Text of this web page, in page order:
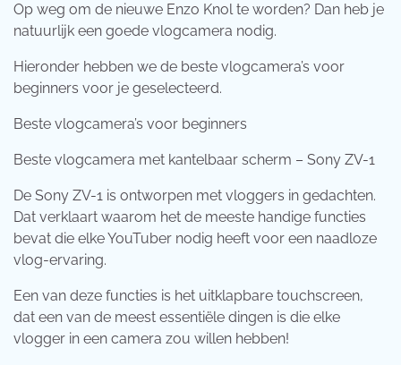
Op weg om de nieuwe Enzo Knol te worden? Dan heb je
natuurlijk een goede vlogcamera nodig.
Hieronder hebben we de beste vlogcamera’s voor
beginners voor je geselecteerd.
Beste vlogcamera’s voor beginners
Beste vlogcamera met kantelbaar scherm – Sony ZV-1
De Sony ZV-1 is ontworpen met vloggers in gedachten.
Dat verklaart waarom het de meeste handige functies
bevat die elke YouTuber nodig heeft voor een naadloze
vlog-ervaring.
Een van deze functies is het uitklapbare touchscreen,
dat een van de meest essentiële dingen is die elke
vlogger in een camera zou willen hebben!